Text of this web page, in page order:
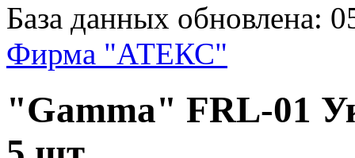
База данных обновлена:
Фирма "АТЕКС"
"Gamma" FRL-01